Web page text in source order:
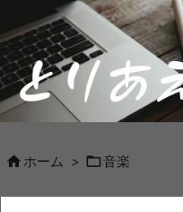
 ホーム > 音楽